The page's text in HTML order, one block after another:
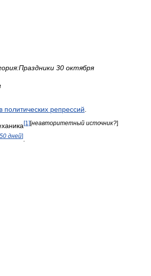
30 октября
политических репрессий
[1][неавторитетный источник?]
дней]